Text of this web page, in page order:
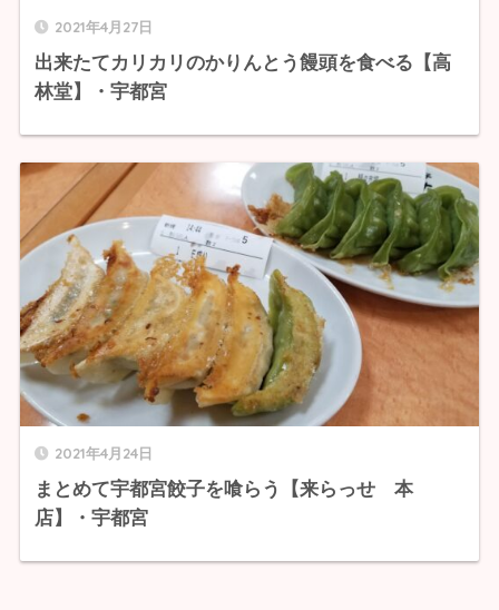
2021年4月27日
出来たてカリカリのかりんとう饅頭を食べる【高
林堂】・宇都宮
2021年4月24日
まとめて宇都宮餃子を喰らう【来らっせ 本
店】・宇都宮